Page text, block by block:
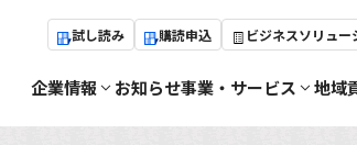
試し読み 購読申込 ビジネスソリュー
企業情報 お知らせ事業・サービス 地域